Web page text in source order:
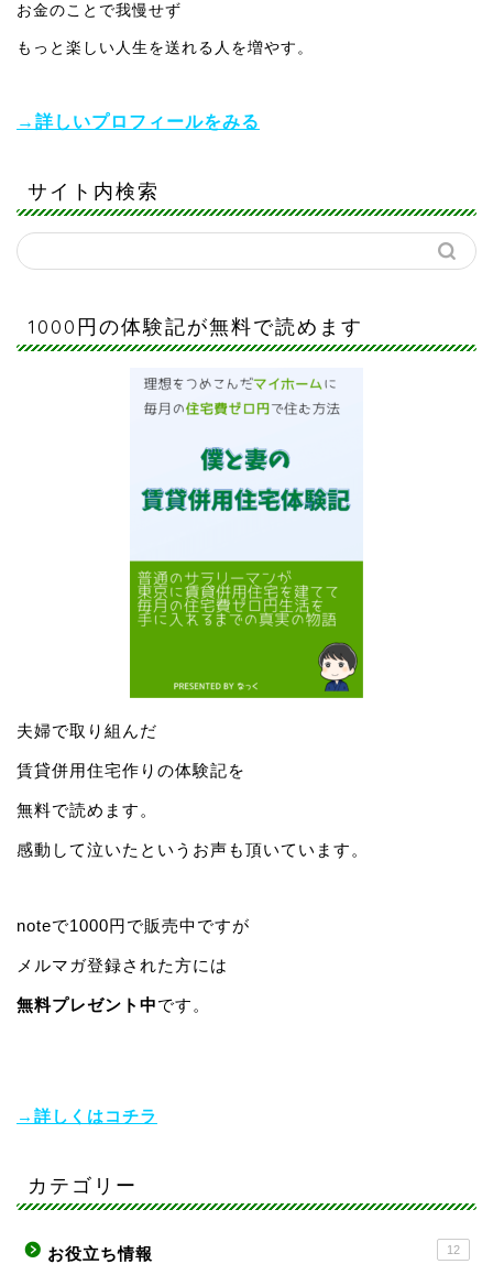
お金のことで我慢せず
もっと楽しい人生を送れる人を増やす。
→詳しいプロフィールをみる
サイト内検索
1000円の体験記が無料で読めます
夫婦で取り組んだ
賃貸併用住宅作りの体験記を
無料で読めます。
感動して泣いたというお声も頂いています。
noteで1000円で販売中ですが
メルマガ登録された方には
無料プレゼント中です。
→詳しくはコチラ
カテゴリー
お役立ち情報 12